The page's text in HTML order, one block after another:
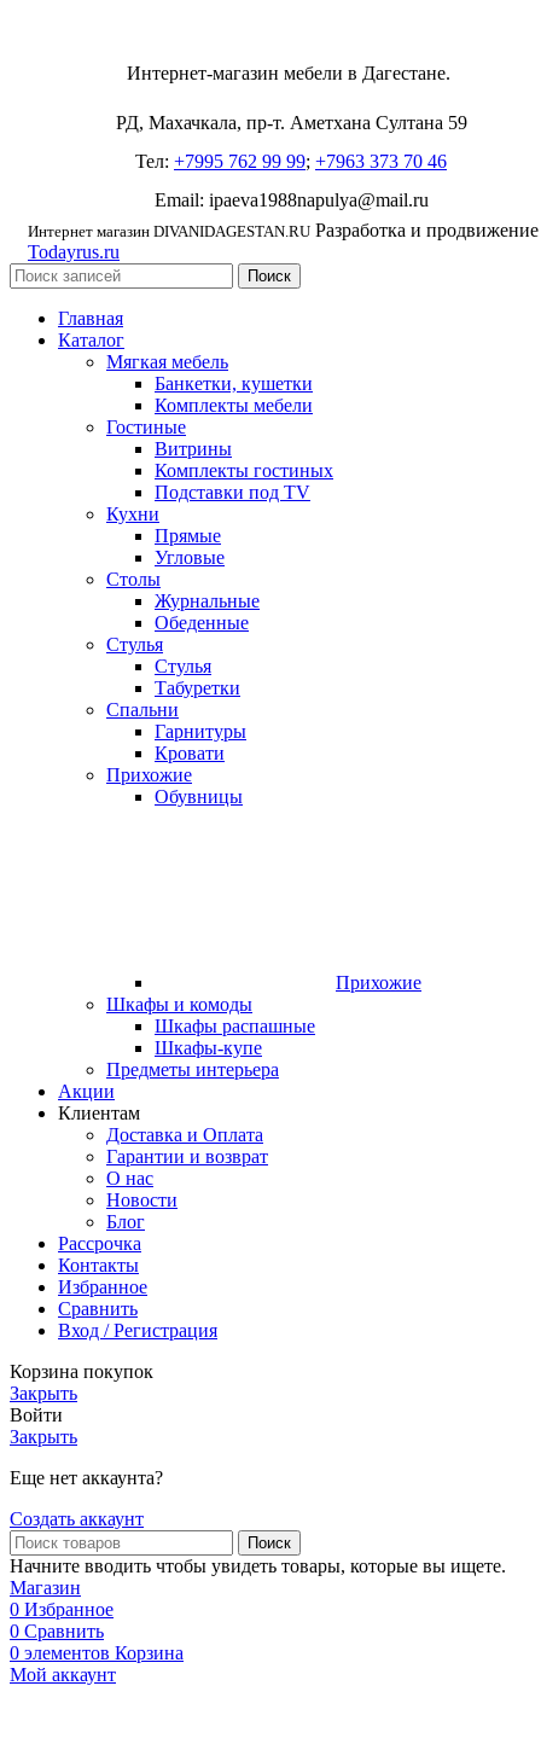
Интернет-магазин мебели в Дагестане.
РД, Махачкала, пр-т. Аметхана Султана 59
Тел: +7995 762 99 99; +7963 373 70 46
Email: ipaeva1988napulya@mail.ru
Интернет магазин DIVANIDAGESTAN.RU Разработка и продвижение
Todayrus.ru
Поиск
Главная
Каталог
Мягкая мебель
Банкетки, кушетки
Комплекты мебели
Гостиные
Витрины
Комплекты гостиных
Подставки под TV
Кухни
Прямые
Угловые
Столы
Журнальные
Обеденные
Стулья
Стулья
Табуретки
Спальни
Гарнитуры
Кровати
Прихожие
Обувницы
Прихожие
Шкафы и комоды
Шкафы распашные
Шкафы-купе
Предметы интерьера
Акции
Клиентам
Доставка и Оплата
Гарантии и возврат
О нас
Новости
Блог
Рассрочка
Контакты
Избранное
Сравнить
Вход / Регистрация
Корзина покупок
Закрыть
Войти
Закрыть
Еще нет аккаунта?
Создать аккаунт
Поиск
Начните вводить чтобы увидеть товары, которые вы ищете.
Магазин
0 Избранное
0 Сравнить
0 элементов Корзина
Мой аккаунт